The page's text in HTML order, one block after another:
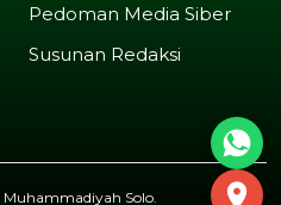
Pedoman Media Siber
Susunan Redaksi
Muhammadiyah Solo